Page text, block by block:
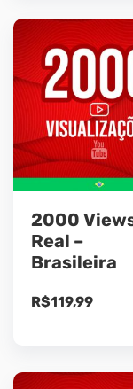
2000
Real –
Brasileira
R$119,99